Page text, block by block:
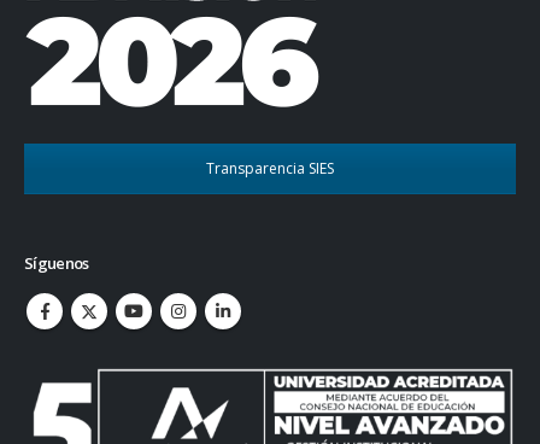
Transparencia SIES
Síguenos